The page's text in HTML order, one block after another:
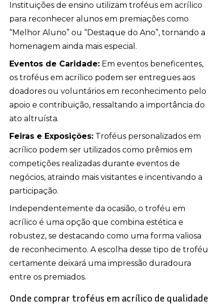
Instituições de ensino utilizam troféus em acrílico
para reconhecer alunos em premiações como
“Melhor Aluno” ou “Destaque do Ano”, tornando a
homenagem ainda mais especial.
Eventos de Caridade: Em eventos beneficentes,
os troféus em acrílico podem ser entregues aos
doadores ou voluntários em reconhecimento pelo
apoio e contribuição, ressaltando a importância do
ato altruísta.
Feiras e Exposições: Troféus personalizados em
acrílico podem ser utilizados como prêmios em
competições realizadas durante eventos de
negócios, atraindo mais visitantes e incentivando a
participação.
Independentemente da ocasião, o troféu em
acrílico é uma opção que combina estética e
robustez, se destacando como uma forma valiosa
de reconhecimento. A escolha desse tipo de troféu
certamente deixará uma impressão duradoura
entre os premiados.
Onde comprar troféus em acrílico de qualidade